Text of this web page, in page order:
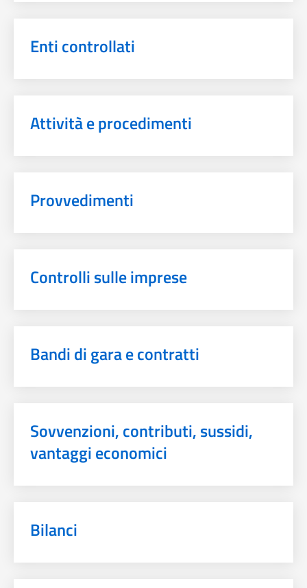
Enti controllati
Attività e procedimenti
Provvedimenti
Controlli sulle imprese
Bandi di gara e contratti
Sovvenzioni, contributi, sussidi,
vantaggi economici
Bilanci